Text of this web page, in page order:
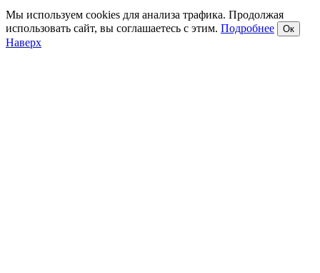
Мы используем cookies для анализа трафика. Продолжая
использовать сайт, вы соглашаетесь с этим. Подробнее Ок
Наверх